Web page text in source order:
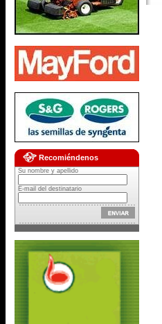
Recomiéndenos
Su nombre y apellido
E-mail del destinatario